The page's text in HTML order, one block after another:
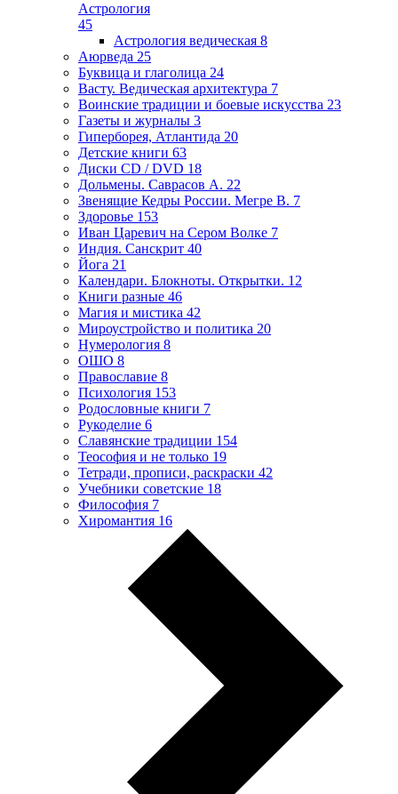
Астрология
45
Астрология ведическая 8
Аюрведа 25
Буквица и глаголица 24
Васту. Ведическая архитектура 7
Воинские традиции и боевые искусства 23
Газеты и журналы 3
Гиперборея, Атлантида 20
Детские книги 63
Диски CD / DVD 18
Дольмены. Саврасов А. 22
Звенящие Кедры России. Мегре В. 7
Здоровье 153
Иван Царевич на Сером Волке 7
Индия. Санскрит 40
Йога 21
Календари. Блокноты. Открытки. 12
Книги разные 46
Магия и мистика 42
Мироустройство и политика 20
Нумерология 8
ОШО 8
Православие 8
Психология 153
Родословные книги 7
Рукоделие 6
Славянские традиции 154
Теософия и не только 19
Тетради, прописи, раскраски 42
Учебники советские 18
Философия 7
Хиромантия 16